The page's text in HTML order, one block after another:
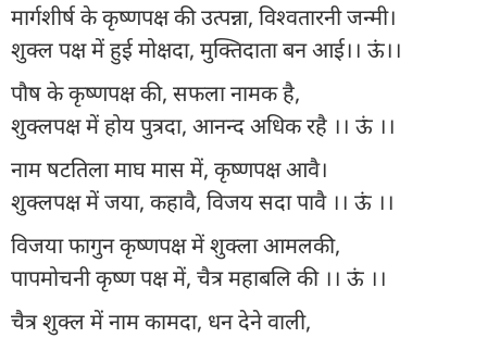
मार्गशीर्ष के कृष्णपक्ष की उत्पन्ना, विश्वतारनी जन्मी।
शुक्ल पक्ष में हुई मोक्षदा, मुक्तिदाता बन आई।। ऊं।।
पौष के कृष्णपक्ष की, सफला नामक है,
शुक्लपक्ष में होय पुत्रदा, आनन्द अधिक रहै ।। ऊं ।।
नाम षटतिला माघ मास में, कृष्णपक्ष आवै।
शुक्लपक्ष में जया, कहावै, विजय सदा पावै ।। ऊं ।।
विजया फागुन कृष्णपक्ष में शुक्ला आमलकी,
पापमोचनी कृष्ण पक्ष में, चैत्र महाबलि की ।। ऊं ।।
चैत्र शुक्ल में नाम कामदा, धन देने वाली,